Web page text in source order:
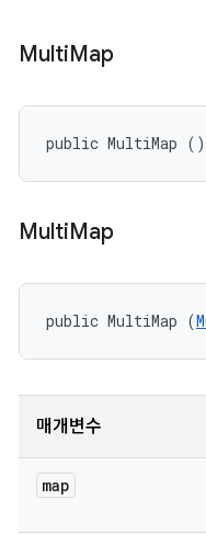
MultiMap
public MultiMap ()
MultiMap
public MultiMap (
매개변수
map